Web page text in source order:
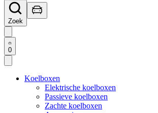
Zoek
0
Koelboxen
Elektrische koelboxen
Passieve koelboxen
Zachte koelboxen